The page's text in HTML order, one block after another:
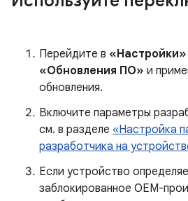
Перейдите в
«Обновления ПО» и
обновления.
Включите параметры
см. в разделе «Настройка
разработчика на
Если устройство
заблокированное OEM-